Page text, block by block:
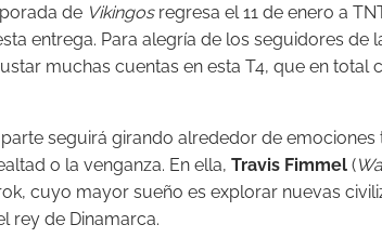
de Vikingosregresa el 11 de enero a
entrega. Para alegría de los seguidores de
muchas cuentas en esta T4, que en total
seguirá girando alrededor de
o la venganza. En ella, Travis Fimmel (
cuyo mayor sueño es explorar nuevas
rey de Dinamarca.